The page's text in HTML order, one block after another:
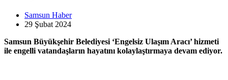
Samsun Haber
29 Şubat 2024
Samsun Büyükşehir Belediyesi ‘Engelsiz Ulaşım Aracı’ hizmeti
ile engelli vatandaşların hayatını kolaylaştırmaya devam ediyor.